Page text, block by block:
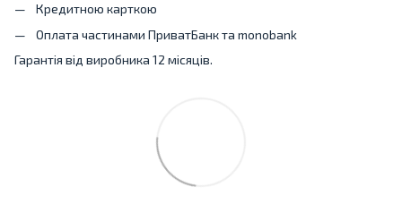
Кредитною карткою
Оплата частинами ПриватБанк та monobank
Гарантія від виробника 12 місяців.